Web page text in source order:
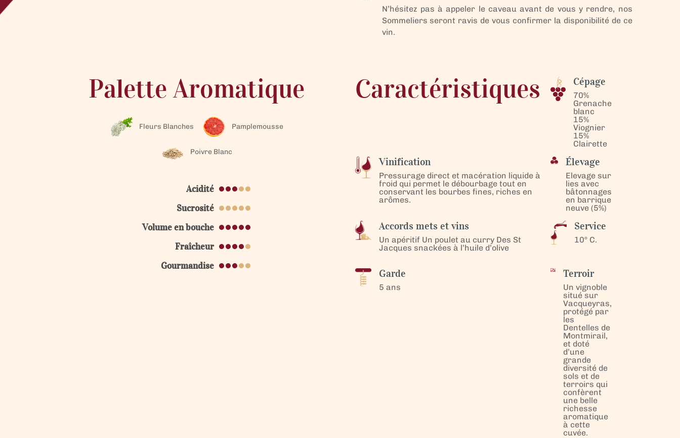
N’hésitez pas à appeler le caveau avant de vous y rendre, nos
Sommeliers seront ravis de vous confirmer la disponibilité de ce
vin.
Palette Aromatique
Fleurs Blanches Pamplemousse
Poivre Blanc
Acidité
Sucrosité
Volume en bouche
Fraîcheur
Gourmandise
Caractéristiques Cépage
70%
Grenache
blanc
15%
Viognier
15%
Clairette
Vinification
Pressurage direct et macération liquide à
froid qui permet le débourbage tout en
conservant les bourbes fines, riches en
arômes.
Élevage
Elevage sur
lies avec
bâtonnages
en barrique
neuve (5%)
Accords mets et vins
Un apéritif Un poulet au curry Des St
Jacques snackées à l’huile d’olive
Service
10° C.
Garde
5 ans
Terroir
Un vignoble
situé sur
Vacqueyras,
protégé par
les
Dentelles de
Montmirail,
et doté
d’une
grande
diversité de
sols et de
terroirs qui
confèrent
une belle
richesse
aromatique
à cette
cuvée.